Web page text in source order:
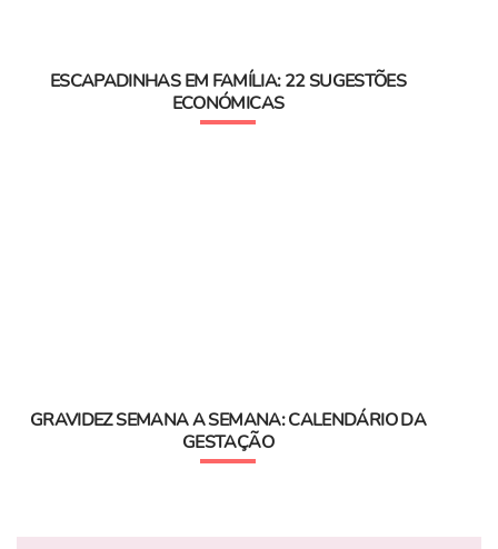
ESCAPADINHAS EM FAMÍLIA: 22 SUGESTÕES
ECONÓMICAS
GRAVIDEZ SEMANA A SEMANA: CALENDÁRIO DA
GESTAÇÃO